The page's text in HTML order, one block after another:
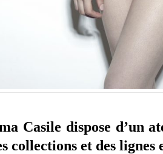
Casile dispose d’un
collections et des lignes